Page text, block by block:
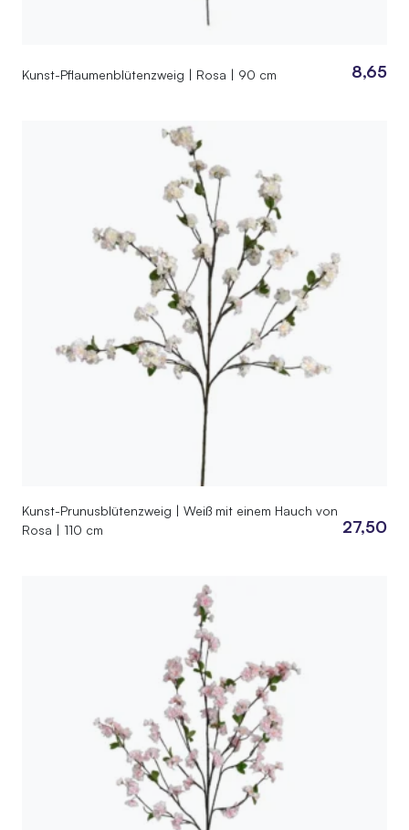
Kunst-Pflaumenblütenzweig | Rosa | 90 cm 8,65
Kunst-Prunusblütenzweig | Weiß mit einem Hauch von
Rosa | 110 cm
27,50